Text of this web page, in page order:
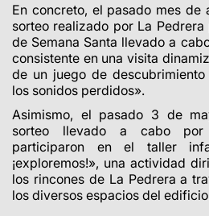
En concreto, el pasado mes de
sorteo realizado por La
de Semana Santa llevado a
consistente en una visita
de un juego de
los sonidos perdidos».
Asimismo, el pasado 3 de
sorteo llevado a cabo por
participaron en el taller
¡exploremos!», una actividad
los rincones de La Pedrera a
los diversos espacios del